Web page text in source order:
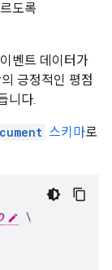
도록
벤트 데이터가
긍정적인 평점
니다.
스키마로